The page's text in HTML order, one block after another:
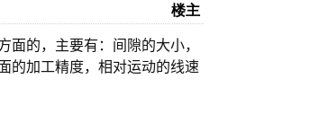
楼主
的，主要有：间隙的大小，
的加工精度，相对运动的线速